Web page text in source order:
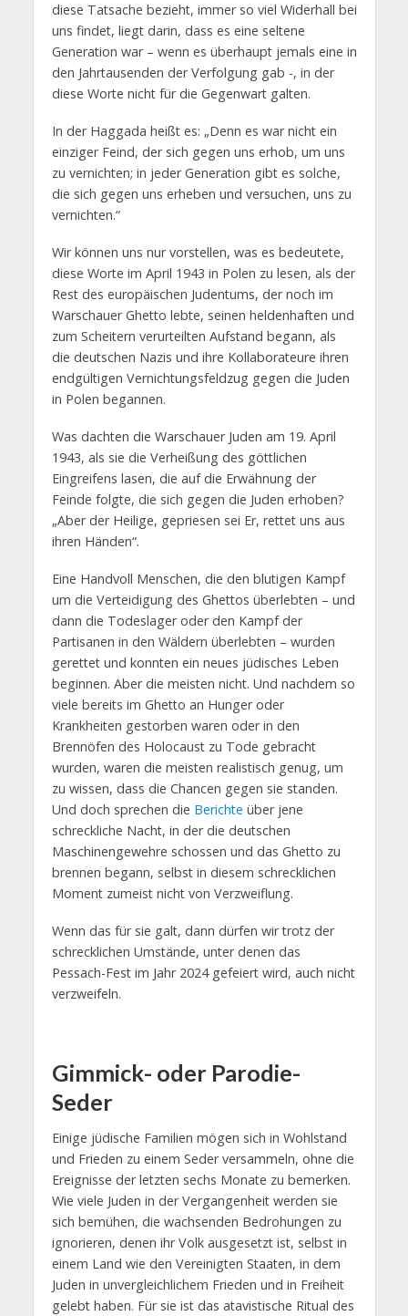
diese Tatsache bezieht, immer so viel Widerhall bei
uns findet, liegt darin, dass es eine seltene
Generation war – wenn es überhaupt jemals eine in
den Jahrtausenden der Verfolgung gab -, in der
diese Worte nicht für die Gegenwart galten.
In der Haggada heißt es: „Denn es war nicht ein
einziger Feind, der sich gegen uns erhob, um uns
zu vernichten; in jeder Generation gibt es solche,
die sich gegen uns erheben und versuchen, uns zu
vernichten.“
Wir können uns nur vorstellen, was es bedeutete,
diese Worte im April 1943 in Polen zu lesen, als der
Rest des europäischen Judentums, der noch im
Warschauer Ghetto lebte, seinen heldenhaften und
zum Scheitern verurteilten Aufstand begann, als
die deutschen Nazis und ihre Kollaborateure ihren
endgültigen Vernichtungsfeldzug gegen die Juden
in Polen begannen.
Was dachten die Warschauer Juden am 19. April
1943, als sie die Verheißung des göttlichen
Eingreifens lasen, die auf die Erwähnung der
Feinde folgte, die sich gegen die Juden erhoben?
„Aber der Heilige, gepriesen sei Er, rettet uns aus
ihren Händen“.
Eine Handvoll Menschen, die den blutigen Kampf
um die Verteidigung des Ghettos überlebten – und
dann die Todeslager oder den Kampf der
Partisanen in den Wäldern überlebten – wurden
gerettet und konnten ein neues jüdisches Leben
beginnen. Aber die meisten nicht. Und nachdem so
viele bereits im Ghetto an Hunger oder
Krankheiten gestorben waren oder in den
Brennöfen des Holocaust zu Tode gebracht
wurden, waren die meisten realistisch genug, um
zu wissen, dass die Chancen gegen sie standen.
Und doch sprechen die Berichte über jene
schreckliche Nacht, in der die deutschen
Maschinengewehre schossen und das Ghetto zu
brennen begann, selbst in diesem schrecklichen
Moment zumeist nicht von Verzweiflung.
Wenn das für sie galt, dann dürfen wir trotz der
schrecklichen Umstände, unter denen das
Pessach-Fest im Jahr 2024 gefeiert wird, auch nicht
verzweifeln.
Gimmick- oder Parodie-
Seder
Einige jüdische Familien mögen sich in Wohlstand
und Frieden zu einem Seder versammeln, ohne die
Ereignisse der letzten sechs Monate zu bemerken.
Wie viele Juden in der Vergangenheit werden sie
sich bemühen, die wachsenden Bedrohungen zu
ignorieren, denen ihr Volk ausgesetzt ist, selbst in
einem Land wie den Vereinigten Staaten, in dem
Juden in unvergleichlichem Frieden und in Freiheit
gelebt haben. Für sie ist das atavistische Ritual des